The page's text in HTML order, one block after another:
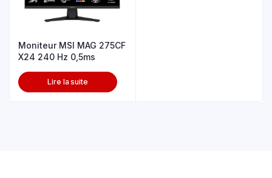
Moniteur MSI MAG 275CF
X24 240 Hz 0,5ms
Lire la suite